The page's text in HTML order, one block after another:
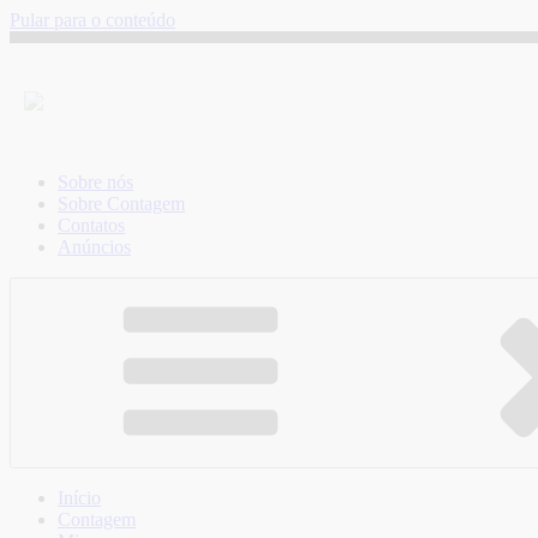
Pular para o conteúdo
Sobre nós
Sobre Contagem
Contatos
Anúncios
Início
Contagem